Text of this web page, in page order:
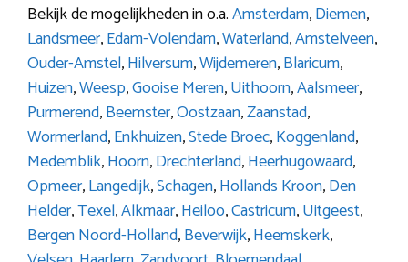
Bekijk de mogelijkheden in o.a.Amsterdam,Diemen,
Landsmeer,Edam-Volendam,Waterland,Amstelveen,
Ouder-Amstel,Hilversum,Wijdemeren,Blaricum,
Huizen,Weesp,Gooise Meren,Uithoorn,Aalsmeer,
Purmerend,Beemster,Oostzaan,Zaanstad,
Wormerland,Enkhuizen,Stede Broec,Koggenland,
Medemblik,Hoorn,Drechterland,Heerhugowaard,
Opmeer,Langedijk,Schagen,Hollands Kroon,Den
Helder,Texel,Alkmaar,Heiloo,Castricum,Uitgeest,
Bergen Noord-Holland,Beverwijk,Heemskerk,